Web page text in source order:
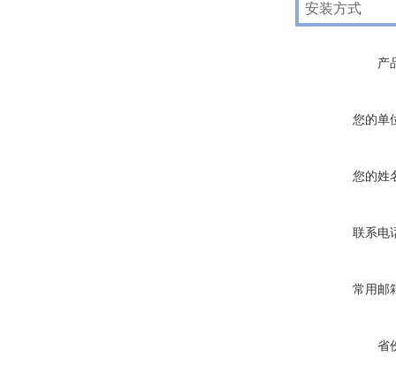
安装方式
产
您的单
您的姓
联系电
常用邮
省